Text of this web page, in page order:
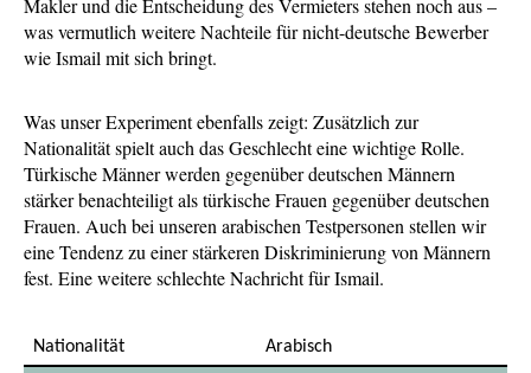
Makler und die Entscheidung des Vermieters stehen noch aus –
was vermutlich weitere Nachteile für nicht-deutsche Bewerber
wie Ismail mit sich bringt.
Was unser Experiment ebenfalls zeigt: Zusätzlich zur
Nationalität spielt auch das Geschlecht eine wichtige Rolle.
Türkische Männer werden gegenüber deutschen Männern
stärker benachteiligt als türkische Frauen gegenüber deutschen
Frauen. Auch bei unseren arabischen Testpersonen stellen wir
eine Tendenz zu einer stärkeren Diskriminierung von Männern
fest. Eine weitere schlechte Nachricht für Ismail.
Arabisch